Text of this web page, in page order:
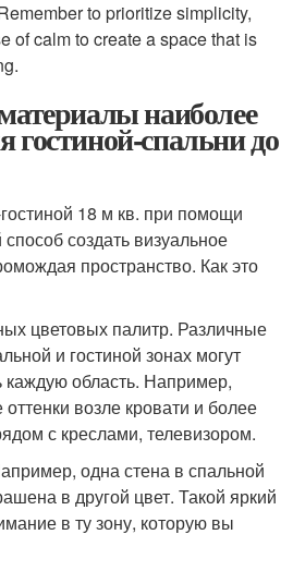
to prioritize simplicity,
of calm to create a space that is
наиболее
гостиной-спальни до
18 м кв. при помощи
создать визуальное
пространство. Как это
цветовых палитр. Различные
и гостиной зонах могут
каждую область. Например,
возле кровати и более
с креслами, телевизором.
одна стена в спальной
в другой цвет. Такой яркий
в ту зону, которую вы